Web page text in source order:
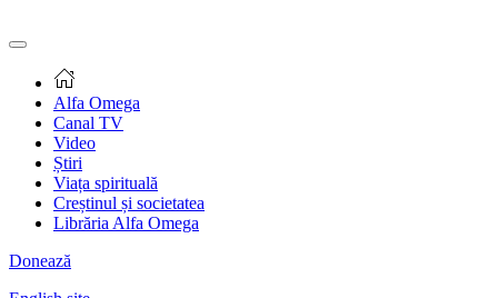
Alfa Omega
Canal TV
Video
Știri
Viața spirituală
Creștinul și societatea
Librăria Alfa Omega
Donează